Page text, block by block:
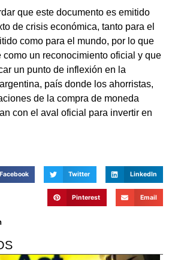
que este documento es emitido
de crisis económica, tanto para el
como para el mundo, por lo que
como un reconocimiento oficial y que
un punto de inflexión en la
país donde los ahorristas,
de la compra de moneda
con el aval oficial para invertir en
Facebook Twitter LinkedIn
Pinterest Email